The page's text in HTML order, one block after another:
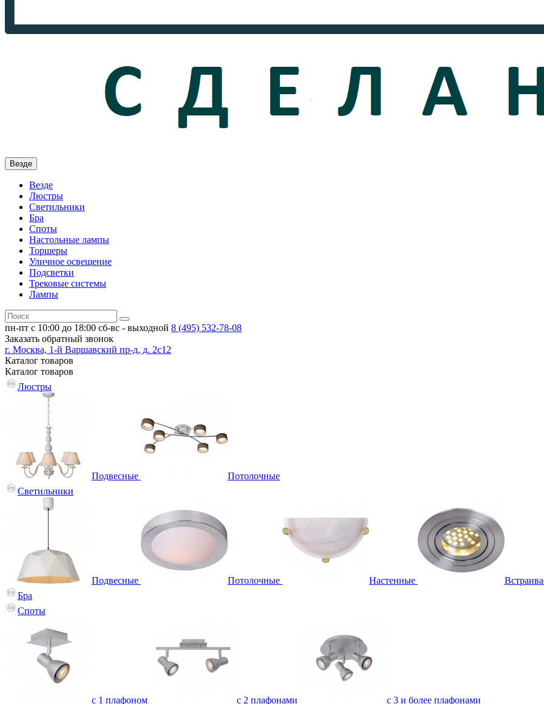
Везде
Везде
Люстры
Светильники
Бра
Споты
Настольные лампы
Торшеры
Уличное освещение
Подсветки
Трековые системы
Лампы
пн-пт с 10:00 до 18:00 сб-вс - выходной 8 (495) 532-78-08
Заказать обратный звонок
г. Москва, 1-й Варшавский пр-д, д. 2с12
Каталог товаров
Каталог товаров
Люстры
Подвесные
Потолочные
Светильники
Подвесные Потолочные Настенные
Бра
Споты
с 1 плафоном с 2 плафонами
с 3 и более плафонами